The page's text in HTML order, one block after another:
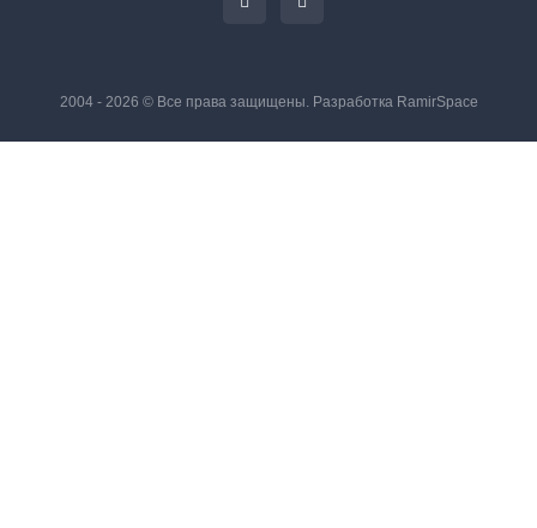
2004 - 2026 © Все права защищены. Разработка RamirSpace